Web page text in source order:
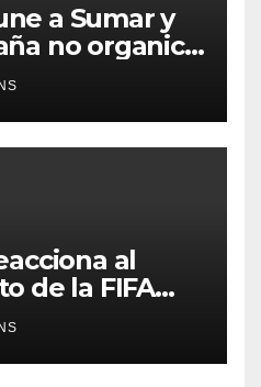
a Sumar y
no organice
con
«atentar
nacional»
al
de la FIFA
para acoger
2030:
en España»